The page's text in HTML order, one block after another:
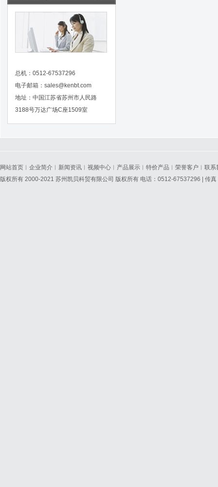
总机：0512-67537296
电子邮箱： sales@kenbt.com
地址：中国江苏省苏州市人民路
3188号万达广场C座1509室
网站首页 ︱ 企业简介 ︱ 新闻资讯 ︱ 视频中心 ︱ 产品展示 ︱ 特价产品 ︱ 荣誉客户 ︱ 联系
版权所有 2000-2021 苏州凯贝科贸有限公司 版权所有 电话：0512-67537296 | 传